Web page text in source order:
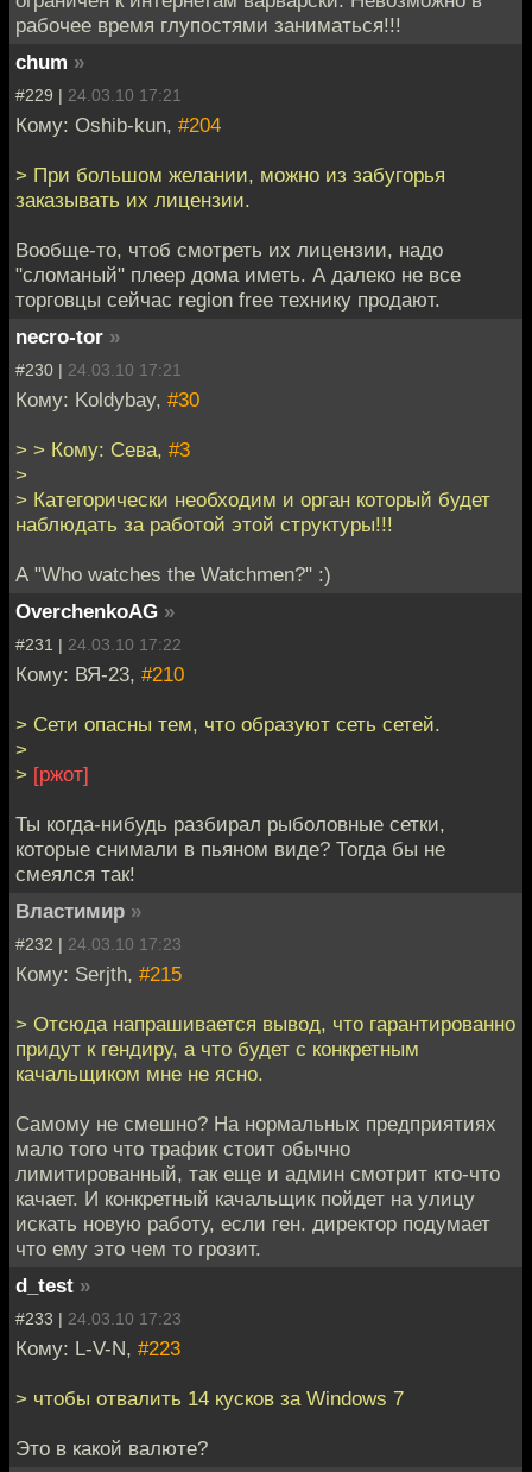
рабочее время глупостями заниматься!!!
chum »
#229 | 24.03.10 17:21
Кому: Oshib-kun, #204
> При большом желании, можно из забугорья
заказывать их лицензии.
Вообще-то, чтоб смотреть их лицензии, надо
"сломаный" плеер дома иметь. А далеко не все
торговцы сейчас region free технику продают.
necro-tor »
#230 | 24.03.10 17:21
Кому: Koldybay, #30
> > Кому: Сева, #3
>
> Категорически необходим и орган который будет
наблюдать за работой этой структуры!!!
А "Who watches the Watchmen?" :)
OverchenkoAG »
#231 | 24.03.10 17:22
Кому: ВЯ-23, #210
> Сети опасны тем, что образуют сеть сетей.
>
> [ржот]
Ты когда-нибудь разбирал рыболовные сетки,
которые снимали в пьяном виде? Тогда бы не
смеялся так!
Властимир »
#232 | 24.03.10 17:23
Кому: Serjth, #215
> Отсюда напрашивается вывод, что гарантированно
придут к гендиру, а что будет с конкретным
качальщиком мне не ясно.
Самому не смешно? На нормальных предприятиях
мало того что трафик стоит обычно
лимитированный, так еще и админ смотрит кто-что
качает. И конкретный качальщик пойдет на улицу
искать новую работу, если ген. директор подумает
что ему это чем то грозит.
d_test »
#233 | 24.03.10 17:23
Кому: L-V-N, #223
> чтобы отвалить 14 кусков за Windows 7
Это в какой валюте?